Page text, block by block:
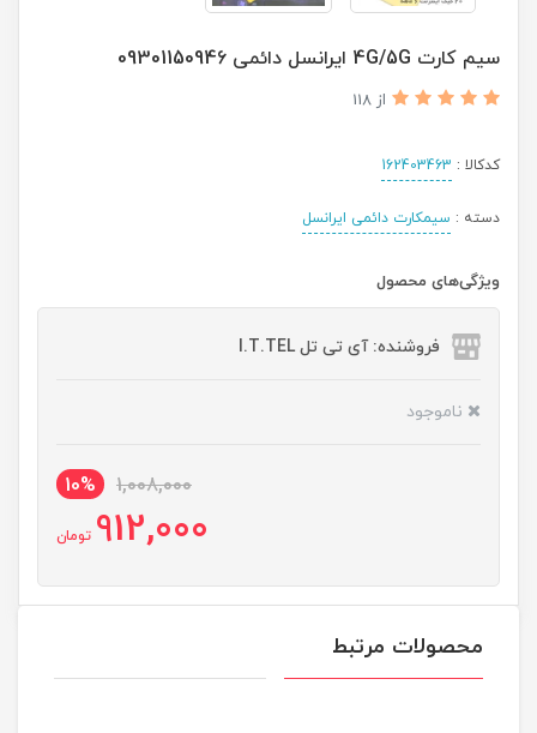
سیم کارت 4G/5G ایرانسل دائمی 09301150946
از 118
کدکالا : 162403463
دسته : سیمکارت دائمی ایرانسل
ویژگی‌های محصول
فروشنده: آی تی تل I.T.TEL
ناموجود
1,008,000
10%
912,000 تومان
محصولات مرتبط